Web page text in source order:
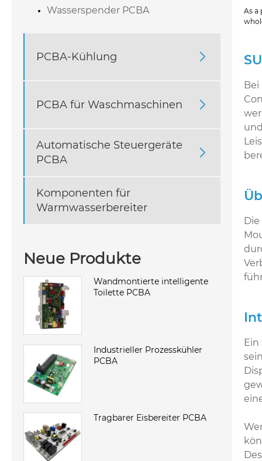
Wasserspender PCBA
PCBA-Kühlung 
PCBA für Waschmaschinen 
Automatische Steuergeräte
PCBA

Komponenten für
Warmwasserbereiter
Neue Produkte
Wandmontierte intelligente
Toilette PCBA
Industrieller Prozesskühler
PCBA
Tragbarer Eisbereiter PCBA
As a
Bei
Ein